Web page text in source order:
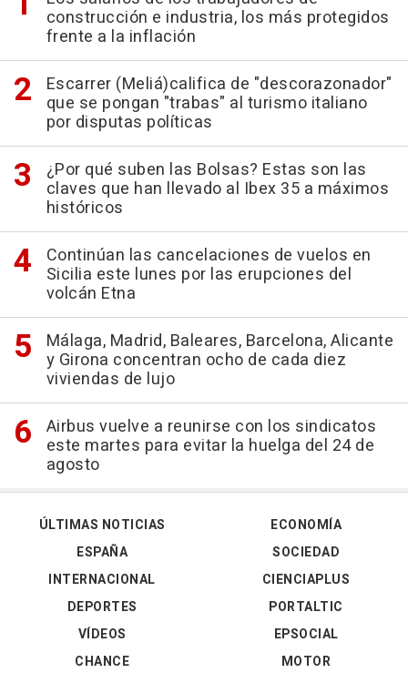
construcción e industria, los más protegidos
frente a la inflación
Escarrer (Meliá)califica de "descorazonador"
que se pongan "trabas" al turismo italiano
por disputas políticas
¿Por qué suben las Bolsas? Estas son las
claves que han llevado al Ibex 35 a máximos
históricos
Continúan las cancelaciones de vuelos en
Sicilia este lunes por las erupciones del
volcán Etna
Málaga, Madrid, Baleares, Barcelona, Alicante
y Girona concentran ocho de cada diez
viviendas de lujo
Airbus vuelve a reunirse con los sindicatos
este martes para evitar la huelga del 24 de
agosto
ÚLTIMAS NOTICIAS
ESPAÑA
INTERNACIONAL
DEPORTES
VÍDEOS
ECONOMÍA
SOCIEDAD
CIENCIAPLUS
PORTALTIC
EPSOCIAL
CHANCE
MOTOR